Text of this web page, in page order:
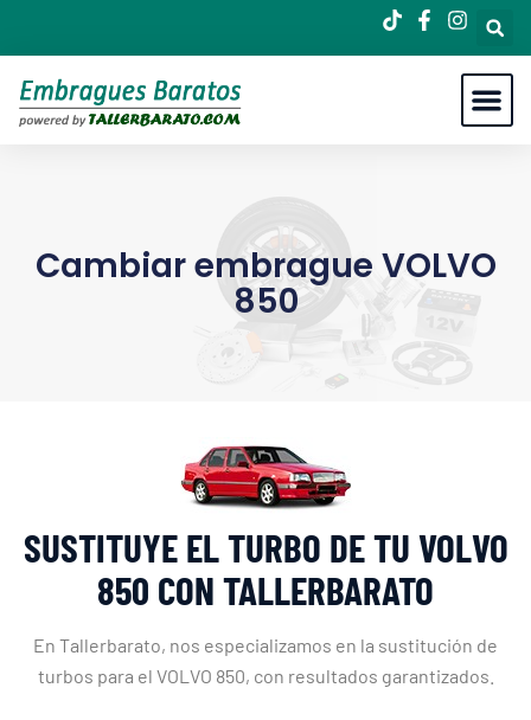
Cambiar embrague VOLVO
850
SUSTITUYE EL TURBO DE TU VOLVO
850 CON TALLERBARATO
En Tallerbarato, nos especializamos en la sustitución de
turbos para el VOLVO 850, con resultados garantizados.